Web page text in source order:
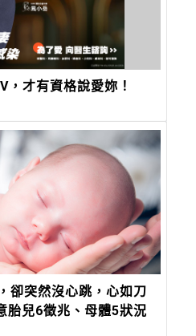
，才有資格說愛妳！
卻突然沒心跳，心如刀
胎兒6徵兆、母體5狀況